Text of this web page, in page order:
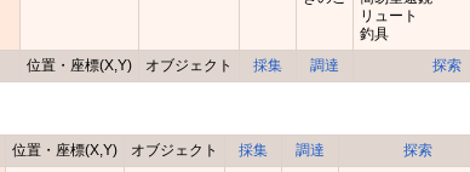
位置・座標(X,Y) オブジェクト 採集 調達 探索
リュート
釣具
位置・座標(X,Y) オブジェクト 採集 調達 探索